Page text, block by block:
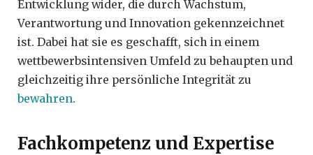
Entwicklung wider, die durch Wachstum,
Verantwortung und Innovation gekennzeichnet
ist. Dabei hat sie es geschafft, sich in einem
wettbewerbsintensiven Umfeld zu behaupten und
gleichzeitig ihre persönliche Integrität zu
bewahren.
Fachkompetenz und Expertise